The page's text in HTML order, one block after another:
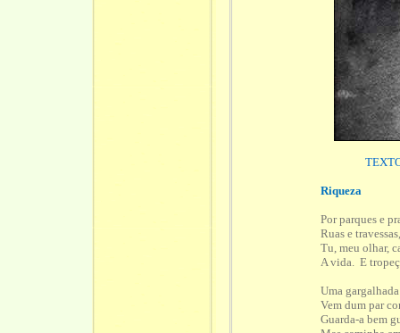
Riqueza
Por parques e
Ruas e
Tu, meu olhar,
A vida. E
Uma gargalhada
Vem dum par
Guarda-a bem